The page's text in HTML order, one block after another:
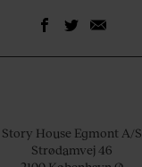
Story House Egmont A/S
Strødamvej 46